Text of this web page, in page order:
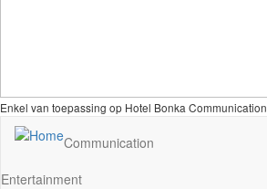
Enkel van toepassing op Hotel Bonka Communication
Communication
Entertainment